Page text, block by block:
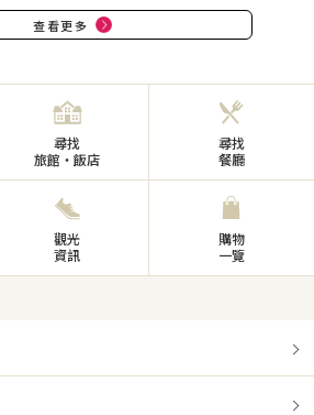
查看更多
尋找
旅館・飯店
尋找
餐廳
觀光
資訊
購物
一覽